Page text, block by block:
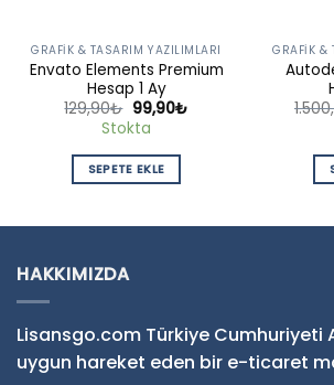
GRAFIK & TASARIM YAZILIMLARI
Envato Elements Premium
Hesap 1 Ay
129,90₺ Orijinal
fiyat:
129,90₺.
99,90₺Şu
Stokta
SEPETE EKLE
GRAFIK &
HAKKIMIZDA
Lisansgo.com Türkiye Cumhuriyeti
uygun hareket eden bir e-ticaret